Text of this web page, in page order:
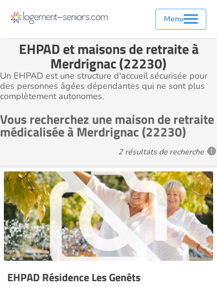
Menu
EHPAD et maisons de retraite à
Merdrignac (22230)
Un EHPAD est une structure d'accueil sécurisée pour
des personnes âgées dépendantes qui ne sont plus
complètement autonomes.
Vous recherchez une maison de retraite
médicalisée à Merdrignac (22230)
2 résultats de recherche
EHPAD Résidence Les Genêts